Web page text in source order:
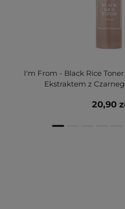
I'm From - Black Rice
Ekstraktem z
20,90